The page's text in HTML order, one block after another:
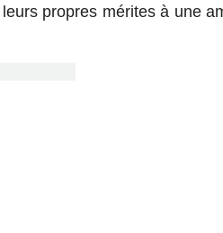
propres mérites à une